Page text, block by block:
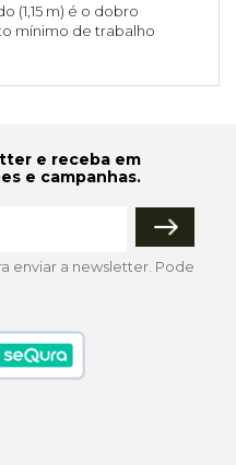
(1,15 m) é o dobro
mínimo de trabalho
e receba em
e campanhas.
enviar a newsletter. Pode